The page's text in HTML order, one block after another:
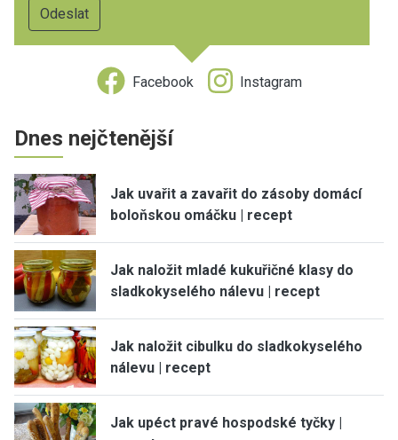
Facebook Instagram
Dnes nejčtenější
Jak uvařit a zavařit do zásoby domácí
boloňskou omáčku | recept
Jak naložit mladé kukuřičné klasy do
sladkokyselého nálevu | recept
Jak naložit cibulku do sladkokyselého
nálevu | recept
Jak upéct pravé hospodské tyčky |